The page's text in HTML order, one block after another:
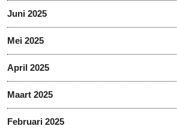
Juni 2025
Mei 2025
April 2025
Maart 2025
Februari 2025